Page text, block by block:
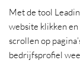
Met de tool
website klikken
scrollen op
bedrijfsprofiel